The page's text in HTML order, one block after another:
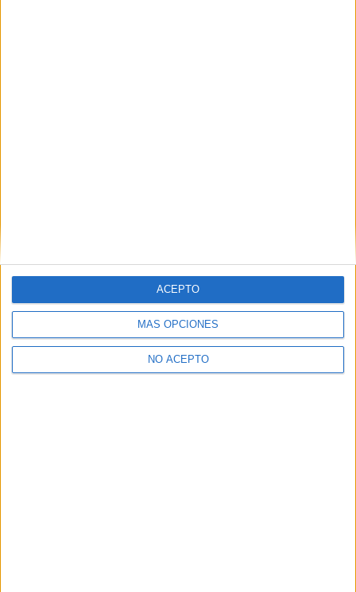
MÁS OPCIONES
NO ACEPTO
ACEPTO
Y como regalo de agradecimiento, por registrarte te daremos
gratis una copia de nuestro ebook con 100 consejos para tu
primer año de universidad